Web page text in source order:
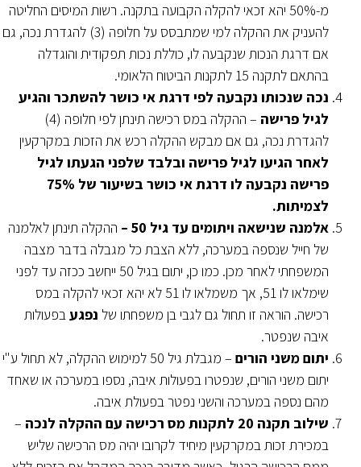
מ-50% יהא זכאי להקלה הקבועה בתקנה. רשות המיסים החליטה
להעניק את ההקלה למי שמתבסס על חלופה (3) להגדרת נכה, גם
אם דרגת הנכות שנקבעה לו, כוללת נכות תפקודית והוגדלה
בהתאם לתקנה 15 לתקנות הביטוח הלאומי.
נכה שנכותו נקבעה לפי דרגת אי כושר להשתכר והגיע
לגיל פרישה
– ההקלה במס רכישה תינתן לפי חלופה (4)
להגדרת נכה, גם אם מבקש ההקלה רכש את הזכות במקרקעין
לאחר הגיעו לגיל פרישה ובלבד שלפני הגעתו לגיל
פרישה נקבעה לו דרגת אי כושר בשיעור של 75%
לצמיתות.
אלמנה שנישאה ויתומים עד גיל 50 –
ההקלה תינתן לאלמנה
של חייל שנספה במערכה, ללא הצבת כל מגבלה בדבר מצבה
המשפחתי לאחר מכן. כמו כן, יתום בגיל 50 ייחשב ככזה עד לפני
שימלאו לו 51, אך משמלאו לו 51 לא יהא זכאי להקלה במס
רכישה. הוראה זו תחול גם לגבי בן משפחתו של נפגעבפעולות
איבה שנפטר.
יתום משני הורים
– מגבלת גיל 50 למימוש ההקלה, לא תחול ע"י
יתום משני הורים, שנפטרו בפעולות איבה, נספו במערכה או שאחד
מהם נספה במערכה והשני נפטר בפעולת איבה.
שילוב תקנה 20 לתקנות מס רכישה עם ההקלה לנכה
–
במכירת זכות במקרקעין מיחיד לקרובו יהיה מס הרכישה שליש